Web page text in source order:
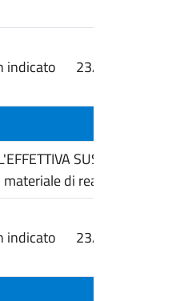
indicato 23/06/2026
SUSSISTENZA
di reagenti.
indicato 23/06/2026